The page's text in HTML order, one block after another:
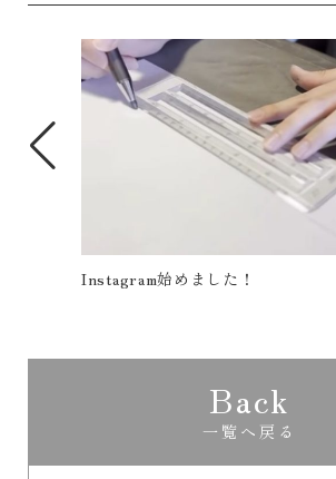
Back
一覧へ戻る